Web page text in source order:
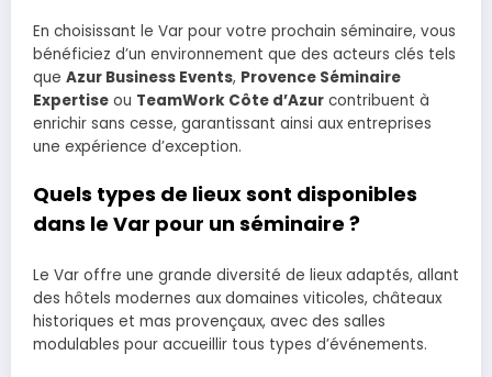
En choisissant le Var pour votre prochain séminaire, vous
bénéficiez d’un environnement que des acteurs clés tels
que Azur Business Events, Provence Séminaire
Expertise ou TeamWork Côte d’Azur contribuent à
enrichir sans cesse, garantissant ainsi aux entreprises
une expérience d’exception.
Quels types de lieux sont disponibles
dans le Var pour un séminaire ?
Le Var offre une grande diversité de lieux adaptés, allant
des hôtels modernes aux domaines viticoles, châteaux
historiques et mas provençaux, avec des salles
modulables pour accueillir tous types d’événements.